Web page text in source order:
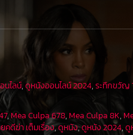
นไลน์,ดูหนังออนไลน์ 2024,ระทึกขวัญ
, Mea Culpa 678, Mea Culpa 8K,
คดีฆ่า เต็มเรื่อง,ดูหนัง,ดูหนัง 2024,ดู